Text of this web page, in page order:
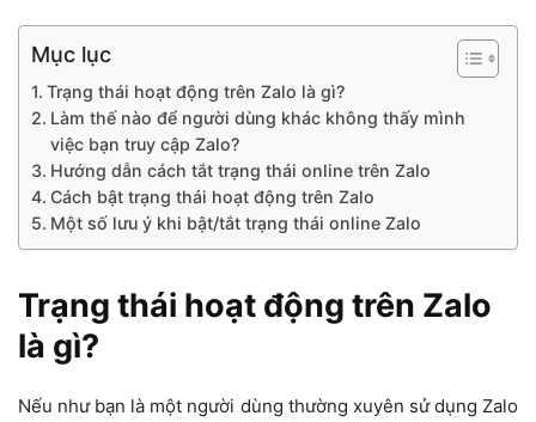
Mục lục
Trạng thái hoạt động trên Zalo là gì?
Làm thế nào để người dùng khác không thấy mình
việc bạn truy cập Zalo?
Hướng dẫn cách tắt trạng thái online trên Zalo
Cách bật trạng thái hoạt động trên Zalo
Một số lưu ý khi bật/tắt trạng thái online Zalo
Trạng thái hoạt động trên Zalo
là gì?
Nếu như bạn là một người dùng thường xuyên sử dụng Zalo